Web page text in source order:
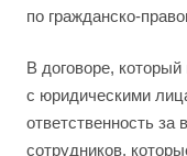
по гражданско-
В договоре,
с юридическими
ответственность
сотрудников,